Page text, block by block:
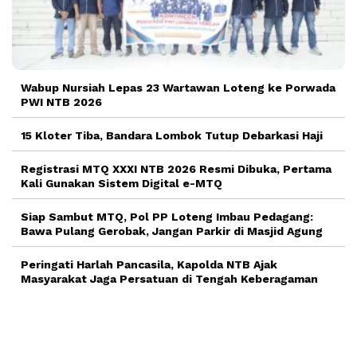
Wabup Nursiah Lepas 23 Wartawan Loteng ke Porwada
PWI NTB 2026
15 Kloter Tiba, Bandara Lombok Tutup Debarkasi Haji
Registrasi MTQ XXXI NTB 2026 Resmi Dibuka, Pertama
Kali Gunakan Sistem Digital e-MTQ
Siap Sambut MTQ, Pol PP Loteng Imbau Pedagang:
Bawa Pulang Gerobak, Jangan Parkir di Masjid Agung
Peringati Harlah Pancasila, Kapolda NTB Ajak
Masyarakat Jaga Persatuan di Tengah Keberagaman